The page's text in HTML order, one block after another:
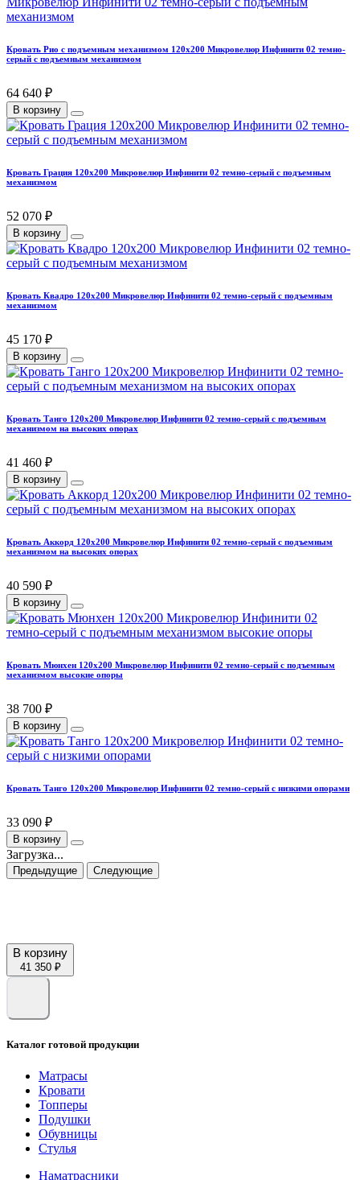
Кровать Рио с подъемным механизмом 120х200 Микровелюр Инфинити 02 темно-
серый с подъемным механизмом
64 640 ₽
В корзину
Кровать Грация 120х200 Микровелюр Инфинити 02 темно-серый с подъемным
механизмом
52 070 ₽
В корзину
Кровать Квадро 120х200 Микровелюр Инфинити 02 темно-серый с подъемным
механизмом
45 170 ₽
В корзину
Кровать Танго 120х200 Микровелюр Инфинити 02 темно-серый с подъемным
механизмом на высоких опорах
41 460 ₽
В корзину
Кровать Аккорд 120х200 Микровелюр Инфинити 02 темно-серый с подъемным
механизмом на высоких опорах
40 590 ₽
В корзину
Кровать Мюнхен 120х200 Микровелюр Инфинити 02 темно-серый с подъемным
механизмом высокие опоры
38 700 ₽
В корзину
Кровать Танго 120х200 Микровелюр Инфинити 02 темно-серый с низкими опорами
33 090 ₽
В корзину
Загрузка...
Предыдущие Следующие
В корзину
41 350 ₽
Каталог готовой продукции
Матрасы
Кровати
Топперы
Подушки
Обувницы
Стулья
Наматрасники